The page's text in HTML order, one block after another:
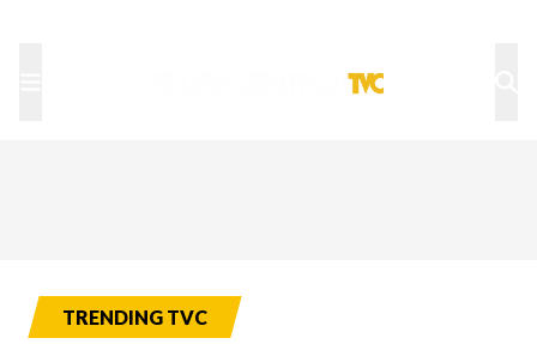
TRENDING TVC